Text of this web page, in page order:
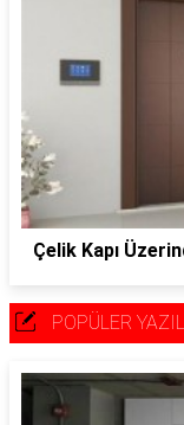
Çelik Kapı
POPÜLER